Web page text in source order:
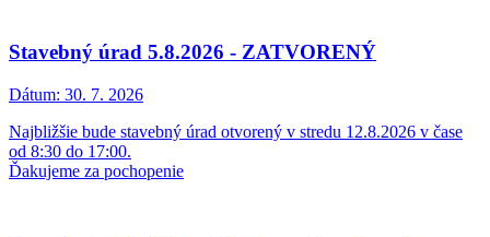
Stavebný úrad 5.8.2026 - ZATVORENÝ
Dátum: 30. 7. 2026
Najbližšie bude stavebný úrad otvorený v stredu 12.8.2026 v čase
od 8:30 do 17:00.
Ďakujeme za pochopenie